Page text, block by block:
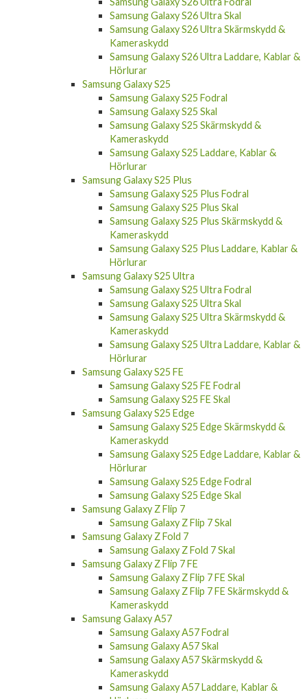
Kameraskydd
Samsung Galaxy S26 Plus Laddare, Kablar &
Hörlurar
Samsung Galaxy S26 Ultra
Samsung Galaxy S26 Ultra Fodral
Samsung Galaxy S26 Ultra Skal
Samsung Galaxy S26 Ultra Skärmskydd &
Kameraskydd
Samsung Galaxy S26 Ultra Laddare, Kablar &
Hörlurar
Samsung Galaxy S25
Samsung Galaxy S25 Fodral
Samsung Galaxy S25 Skal
Samsung Galaxy S25 Skärmskydd &
Kameraskydd
Samsung Galaxy S25 Laddare, Kablar &
Hörlurar
Samsung Galaxy S25 Plus
Samsung Galaxy S25 Plus Fodral
Samsung Galaxy S25 Plus Skal
Samsung Galaxy S25 Plus Skärmskydd &
Kameraskydd
Samsung Galaxy S25 Plus Laddare, Kablar &
Hörlurar
Samsung Galaxy S25 Ultra
Samsung Galaxy S25 Ultra Fodral
Samsung Galaxy S25 Ultra Skal
Samsung Galaxy S25 Ultra Skärmskydd &
Kameraskydd
Samsung Galaxy S25 Ultra Laddare, Kablar &
Hörlurar
Samsung Galaxy S25 FE
Samsung Galaxy S25 FE Fodral
Samsung Galaxy S25 FE Skal
Samsung Galaxy S25 Edge
Samsung Galaxy S25 Edge Skärmskydd &
Kameraskydd
Samsung Galaxy S25 Edge Laddare, Kablar &
Hörlurar
Samsung Galaxy S25 Edge Fodral
Samsung Galaxy S25 Edge Skal
Samsung Galaxy Z Flip 7
Samsung Galaxy Z Flip 7 Skal
Samsung Galaxy Z Fold 7
Samsung Galaxy Z Fold 7 Skal
Samsung Galaxy Z Flip 7 FE
Samsung Galaxy Z Flip 7 FE Skal
Samsung Galaxy Z Flip 7 FE Skärmskydd &
Kameraskydd
Samsung Galaxy A57
Samsung Galaxy A57 Fodral